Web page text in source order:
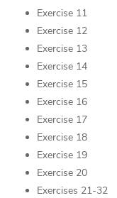
Exercise 11
Exercise 12
Exercise 13
Exercise 14
Exercise 15
Exercise 16
Exercise 17
Exercise 18
Exercise 19
Exercise 20
Exercises 21-32